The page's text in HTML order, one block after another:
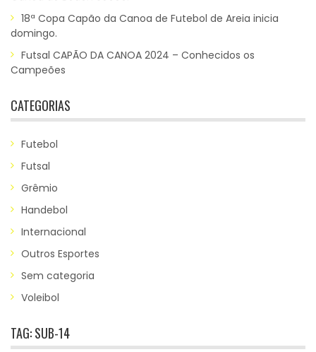
18ª Copa Capão da Canoa de Futebol de Areia inicia
domingo.
Futsal CAPÃO DA CANOA 2024 – Conhecidos os
Campeões
CATEGORIAS
Futebol
Futsal
Grêmio
Handebol
Internacional
Outros Esportes
Sem categoria
Voleibol
TAG:SUB-14